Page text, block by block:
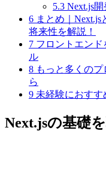
5.3 Next.js
6 まとめ｜Next.js
将来性を解説！
7 フロントエン
ル
8 もっと多くの
ら
9 未経験におす
Next.jsの基礎